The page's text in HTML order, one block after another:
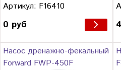
Артикул: F16410
0 руб
Насос дренажно-фекальный
Forward FWP-450F